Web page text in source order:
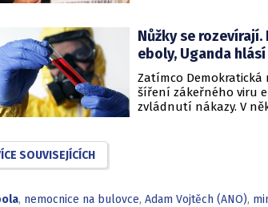
Nůžky se
eboly, Uganda
Zatímco
šíření zákeřného viru
zvládnutí nákazy. V
SOUVISEJÍCÍCH
, nemocnice na bulovce, Adam Vojtěch (ANO),